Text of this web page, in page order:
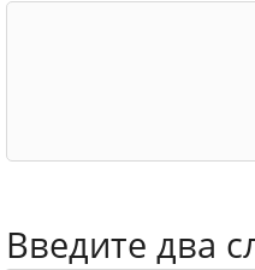
Введите два